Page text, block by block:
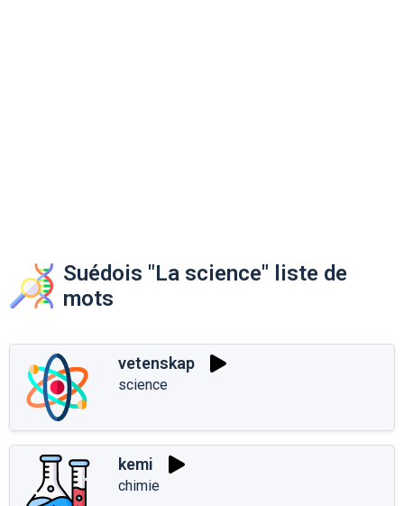
Suédois "La science" liste de
mots
vetenskap
science
kemi
chimie